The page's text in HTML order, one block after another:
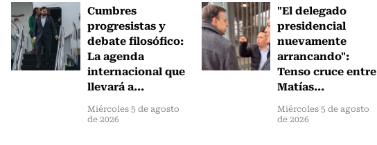
Cumbres
progresistas y
debate filosófico:
La agenda
internacional que
llevará a...
Miércoles 5 de agosto
de 2026
"El delegado
presidencial
nuevamente
arrancando":
Tenso cruce entre
Matías...
Miércoles 5 de agosto
de 2026